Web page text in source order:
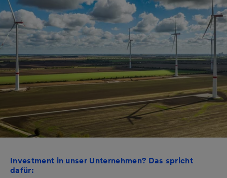
Investment in unser Unternehmen? Das spricht
dafür: